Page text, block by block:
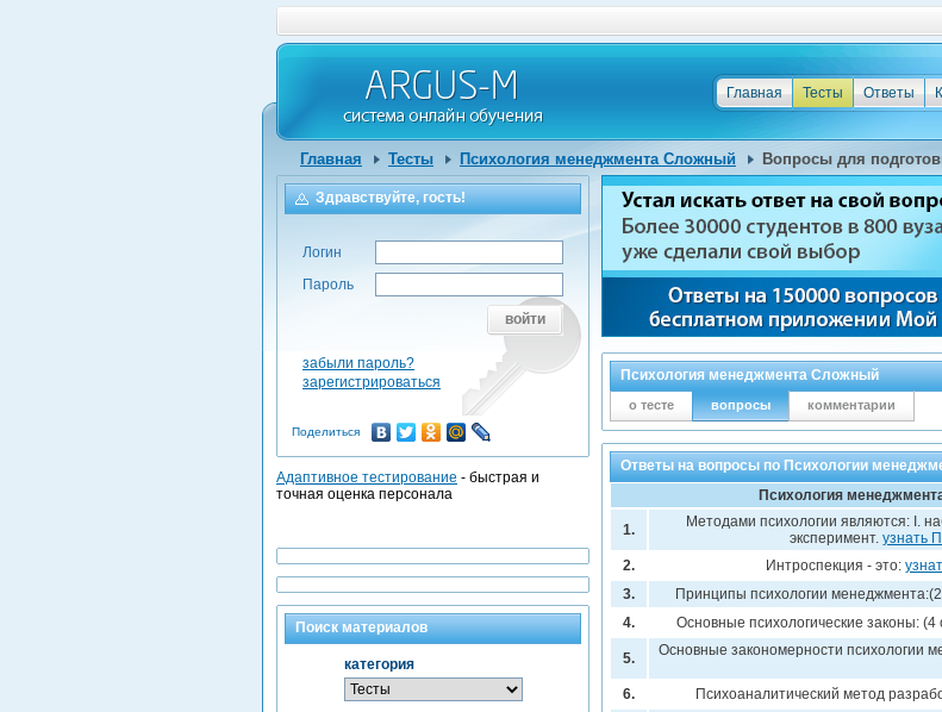
Ответы
Тесты
Главная
Главная Тесты Психология менеджмента Сложный Вопросы для
Психология менеджмента Сложный
о тесте вопросы комментарии
Ответы на вопросы по Психологии
Психология
1.
Методами психологии являются: I.
эксперимент. узнать
2.
Интроспекция - это:
3.
Принципы психологии
4.
Основные психологические законы: (4
5. Основные закономерности психологии
6.
Психоаналитический метод
Здравствуйте, гость!
Логин
Пароль
войти
забыли пароль?
зарегистрироваться
Поделиться
Адаптивное тестирование - быстрая и
точная оценка персонала
Поиск материалов
категория